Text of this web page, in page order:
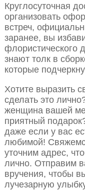
Круглосуточная
организовать
встреч,
заранее, вы
флористического
знают толк в
которые
Хотите выразить
сделать это
женщина вашей
приятный
даже если у вас
любимой!
уточним адрес,
лично. Отправим
вручения, чтобы
лучезарную